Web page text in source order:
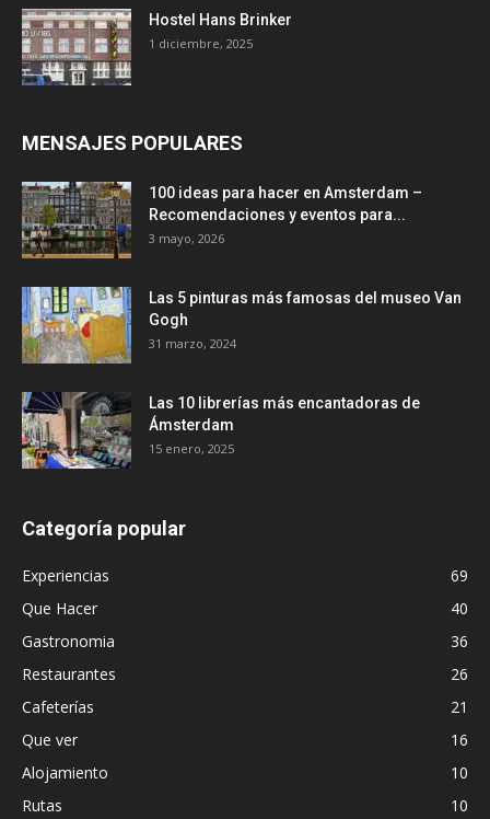
Hostel Hans Brinker
1 diciembre, 2025
MENSAJES POPULARES
100 ideas para hacer en Amsterdam –
Recomendaciones y eventos para...
3 mayo, 2026
Las 5 pinturas más famosas del museo Van
Gogh
31 marzo, 2024
Las 10 librerías más encantadoras de
Ámsterdam
15 enero, 2025
Categoría popular
Experiencias
69
Que Hacer
40
Gastronomia
36
Restaurantes
26
Cafeterías
21
Que ver
16
Alojamiento
10
Rutas
10